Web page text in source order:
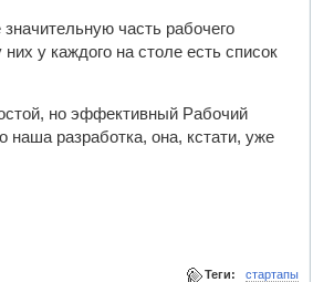
часть рабочего
у каждого на столе есть список
но эффективный Рабочий
разработка, она, кстати, уже
Теги: стартапы